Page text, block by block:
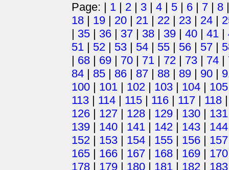
Page: | 1 | 2 | 3 | 4 | 5 | 6 | 7 | 8
18 | 19 | 20 | 21 | 22 | 23 | 24 |
| 35 | 36 | 37 | 38 | 39 | 40 | 41 |
51 | 52 | 53 | 54 | 55 | 56 | 57 |
| 68 | 69 | 70 | 71 | 72 | 73 | 74 |
84 | 85 | 86 | 87 | 88 | 89 | 90 |
100 | 101 | 102 | 103 | 104 | 105
113 | 114 | 115 | 116 | 117 | 118
126 | 127 | 128 | 129 | 130 | 131
139 | 140 | 141 | 142 | 143 | 144
152 | 153 | 154 | 155 | 156 | 157
165 | 166 | 167 | 168 | 169 | 170
178 | 179 | 180 | 181 | 182 | 183